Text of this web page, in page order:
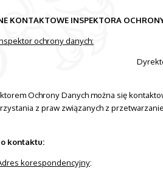
KONTAKTOWE INSPEKTORA
ochrony danych:
Ochrony Danych można się
z praw związanych z
kontaktu:
korespondencyjny: